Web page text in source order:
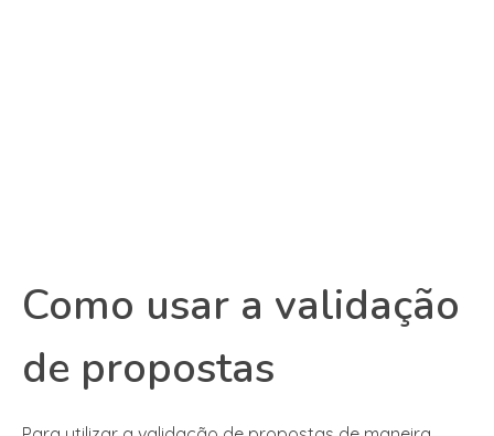
Como usar a validação
de propostas